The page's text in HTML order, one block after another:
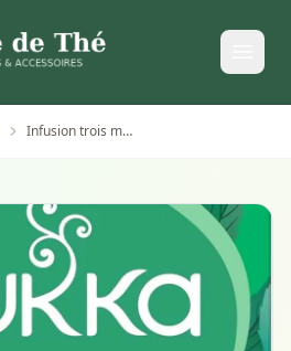
Infusion trois menthes bio pukka 20 sachets